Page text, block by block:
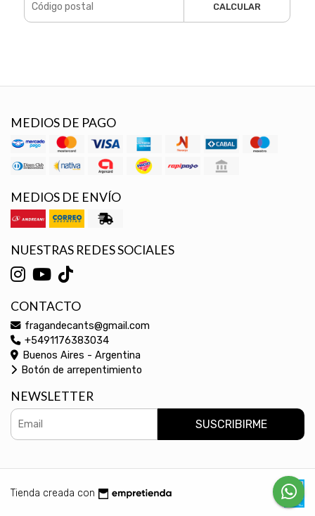
CALCULAR
MEDIOS DE PAGO
MEDIOS DE ENVÍO
NUESTRAS REDES SOCIALES
CONTACTO
fragandecants@gmail.com
+5491176383034
Buenos Aires - Argentina
Botón de arrepentimiento
NEWSLETTER
SUSCRIBIRME
Tienda creada con